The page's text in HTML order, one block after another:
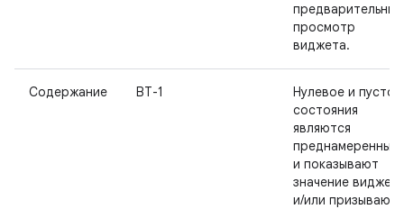
предварительный
просмотр
виджета.
Содержание ВТ-1
Нулевое и пустое
состояния
являются
и показывают
значение
и/или призывают